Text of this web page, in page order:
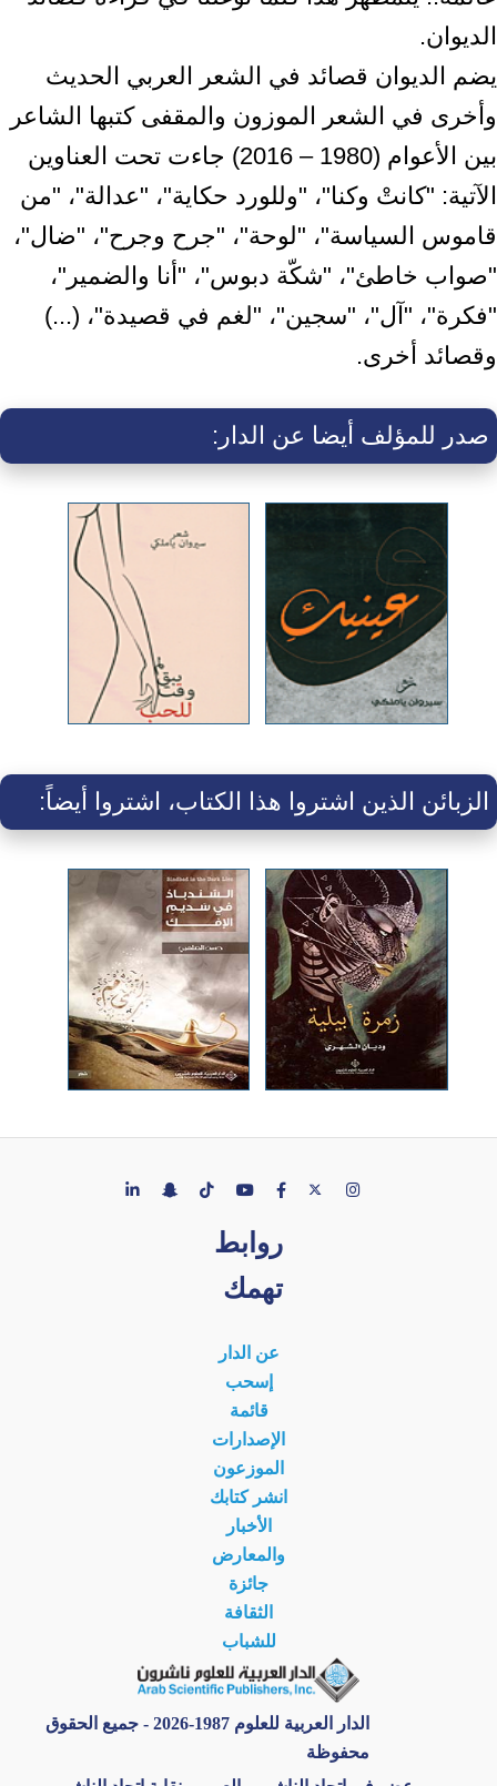
الديوان.
يضم الديوان قصائد في الشعر العربي الحديث
وأخرى في الشعر الموزون والمقفى كتبها الشاعر
بين الأعوام (1980 – 2016) جاءت تحت العناوين
الآتية: "كانتْ وكنا"، "وللورد حكاية"، "عدالة"، "من
قاموس السياسة"، "لوحة"، "جرح وجرح"، "ضال"،
"صواب خاطئ"، "شكّة دبوس"، "أنا والضمير"،
"فكرة"، "آل"، "سجين"، "لغم في قصيدة"، (...)
وقصائد أخرى.
صدر للمؤلف أيضا عن الدار:
الزبائن الذين اشتروا هذا الكتاب، اشتروا أيضاً:
روابط
تهمك
عن الدار
إسحب
قائمة
الإصدارات
الموزعون
انشر كتابك
الأخبار
والمعارض
جائزة
الثقافة
للشباب
الدار العربية للعلوم 1987-2026 - جميع الحقوق
محفوظة